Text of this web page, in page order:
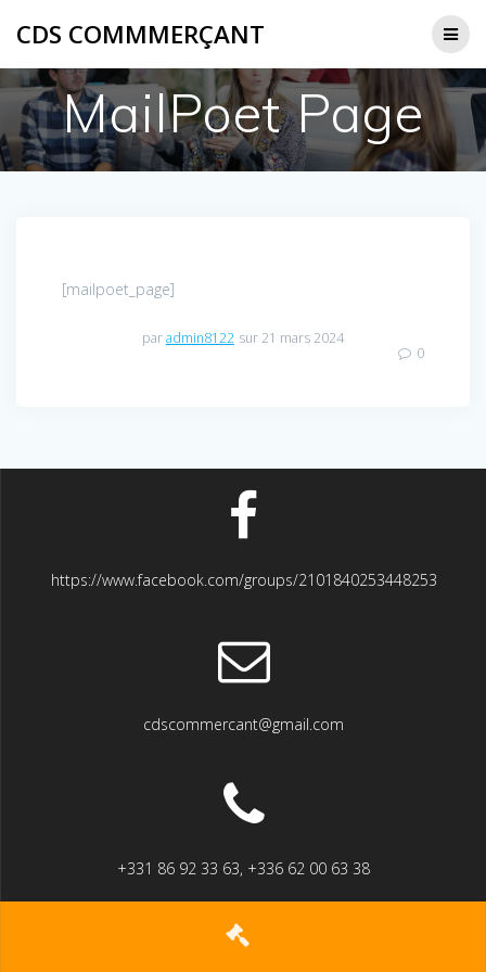
au
CDS COMMMERÇANT
MailPoet Page
[mailpoet_page]
paradmin8122 sur 21 mars 2024
0
https://www.facebook.com/groups/2101840253448253
cdscommercant@gmail.com
+331 86 92 33 63, +336 62 00 63 38